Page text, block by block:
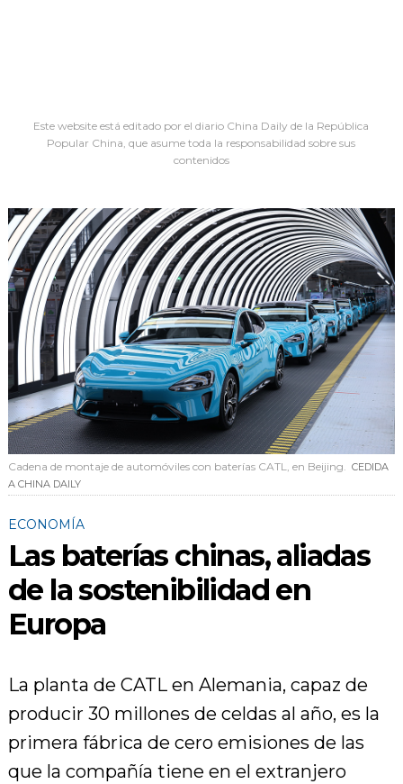
Este website está editado por el diario China Daily de la República
Popular China, que asume toda la responsabilidad sobre sus
contenidos
Cadena de montaje de automóviles con baterías CATL, en Beijing. CEDIDA
A CHINA DAILY
ECONOMÍA
Las baterías chinas, aliadas
de la sostenibilidad en
Europa
La planta de CATL en Alemania, capaz de
producir 30 millones de celdas al año, es la
primera fábrica de cero emisiones de las
que la compañía tiene en el extranjero